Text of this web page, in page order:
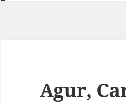
Agur,